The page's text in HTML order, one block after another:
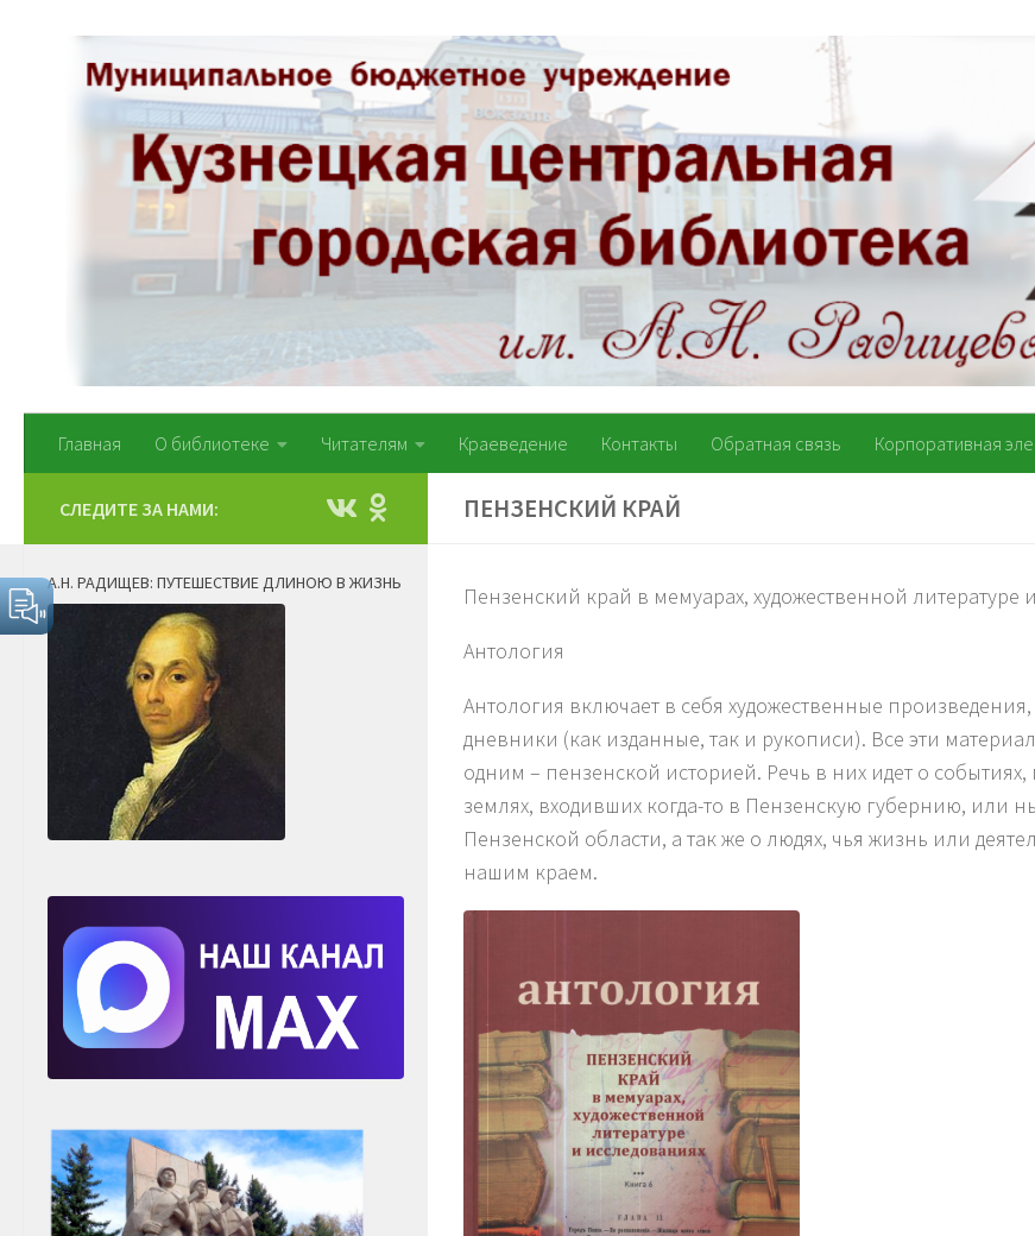
Перейти к содержимому
Главная О библиотеке Читателям Краеведение Контакты Обратная связь Корпоративная
ПЕНЗЕНСКИЙ КРАЙ
Пензенский край в мемуарах, художественной литературе
Антология
Антология включает в себя художественные
дневники (как изданные, так и рукописи). Все эти
одним – пензенской историей. Речь в них идет о
землях, входивших когда-то в Пензенскую губернию, или
Пензенской области, а так же о людях, чья жизнь или
нашим краем.
СЛЕДИТЕ ЗА НАМИ:
А.Н. РАДИЩЕВ: ПУТЕШЕСТВИЕ ДЛИНОЮ В ЖИЗНЬ